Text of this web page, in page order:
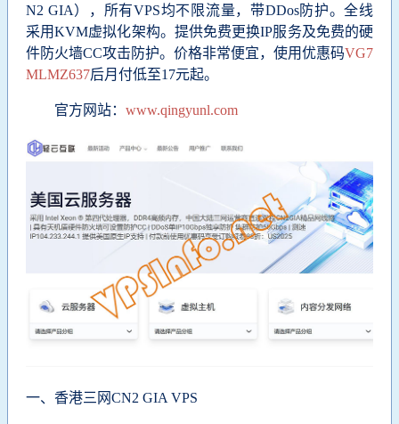
N2 GIA），所有VPS均不限流量，带DDos防护。全线
采用KVM虚拟化架构。提供免费更换IP服务及免费的硬
件防火墙CC攻击防护。价格非常便宜，使用优惠码VG7
MLMZ637后月付低至17元起。
官方网站： www.qingyunl.com
一、香港三网CN2 GIA VPS